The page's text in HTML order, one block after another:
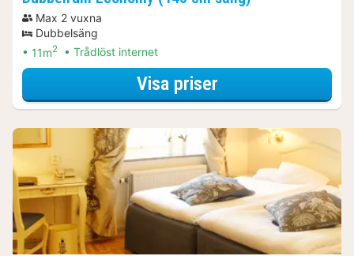
Max 2 vuxna
Dubbelsäng
11m2 Trådlöst internet
Visa priserför Spapaket